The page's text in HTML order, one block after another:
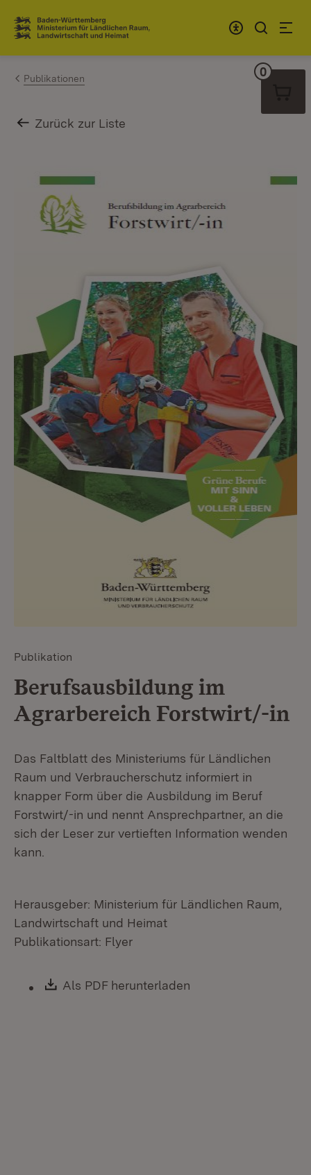
Zum Inhalt springen
Link zur Startseite
Publikationen
Zurück zur Liste
Publikation
Berufsausbildung im
Agrarbereich Forstwirt/-in
Das Faltblatt des Ministeriums für Ländlichen
Raum und Verbraucherschutz informiert in
knapper Form über die Ausbildung im Beruf
Forstwirt/-in und nennt Ansprechpartner, an die
sich der Leser zur vertieften Information wenden
kann.
Herausgeber: Ministerium für Ländlichen Raum,
Landwirtschaft und Heimat
Publikationsart: Flyer
Download:
Als PDF herunterladen
0